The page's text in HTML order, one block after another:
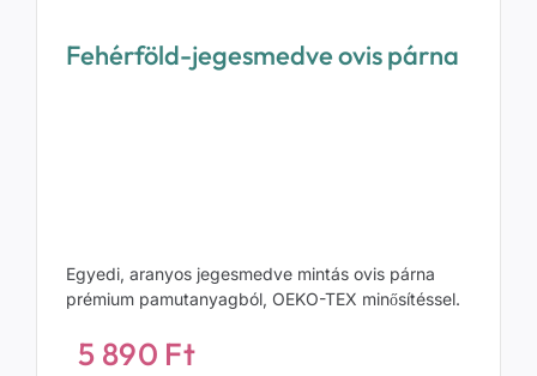
Fehérföld-jegesmedve ovis párna
Egyedi, aranyos jegesmedve mintás ovis párna
prémium pamutanyagból, OEKO-TEX minősítéssel.
5 890 Ft